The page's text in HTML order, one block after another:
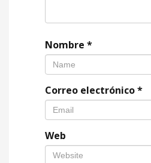
Nombre *
Correo electrónico*
Web